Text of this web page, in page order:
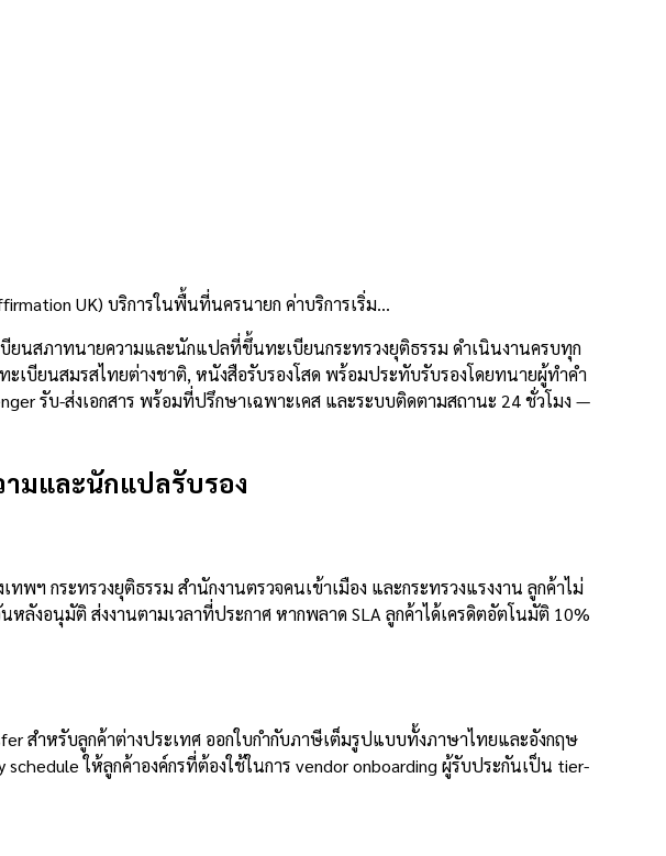
UK) บริการในพื้นที่นครนายก ค่าบริการเริ่ม…
ยนสภาทนายความและนักแปลที่ขึ้นทะเบียนกระทรวงยุติธรรม ดำเนินงานครบทุก
ยนสมรสไทยต่างชาติ, หนังสือรับรองโสด พร้อมประทับรับรองโดยทนายผู้ทำคำ
รับ-ส่งเอกสาร พร้อมที่ปรึกษาเฉพาะเคส และระบบติดตามสถานะ 24 ชั่วโมง —
มและนักแปลรับรอง
พฯ กระทรวงยุติธรรม สำนักงานตรวจคนเข้าเมือง และกระทรวงแรงงาน ลูกค้าไม่
ลังอนุมัติ ส่งงานตามเวลาที่ประกาศ หากพลาด SLA ลูกค้าได้เครดิตอัตโนมัติ 10%
สำหรับลูกค้าต่างประเทศ ออกใบกำกับภาษีเต็มรูปแบบทั้งภาษาไทยและอังกฤษ
ให้ลูกค้าองค์กรที่ต้องใช้ในการ vendor onboarding ผู้รับประกันเป็น tier-